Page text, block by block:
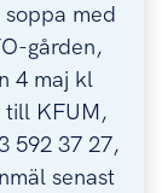
med
gården,
4 maj kl
till KFUM,
592 37 27,
senast